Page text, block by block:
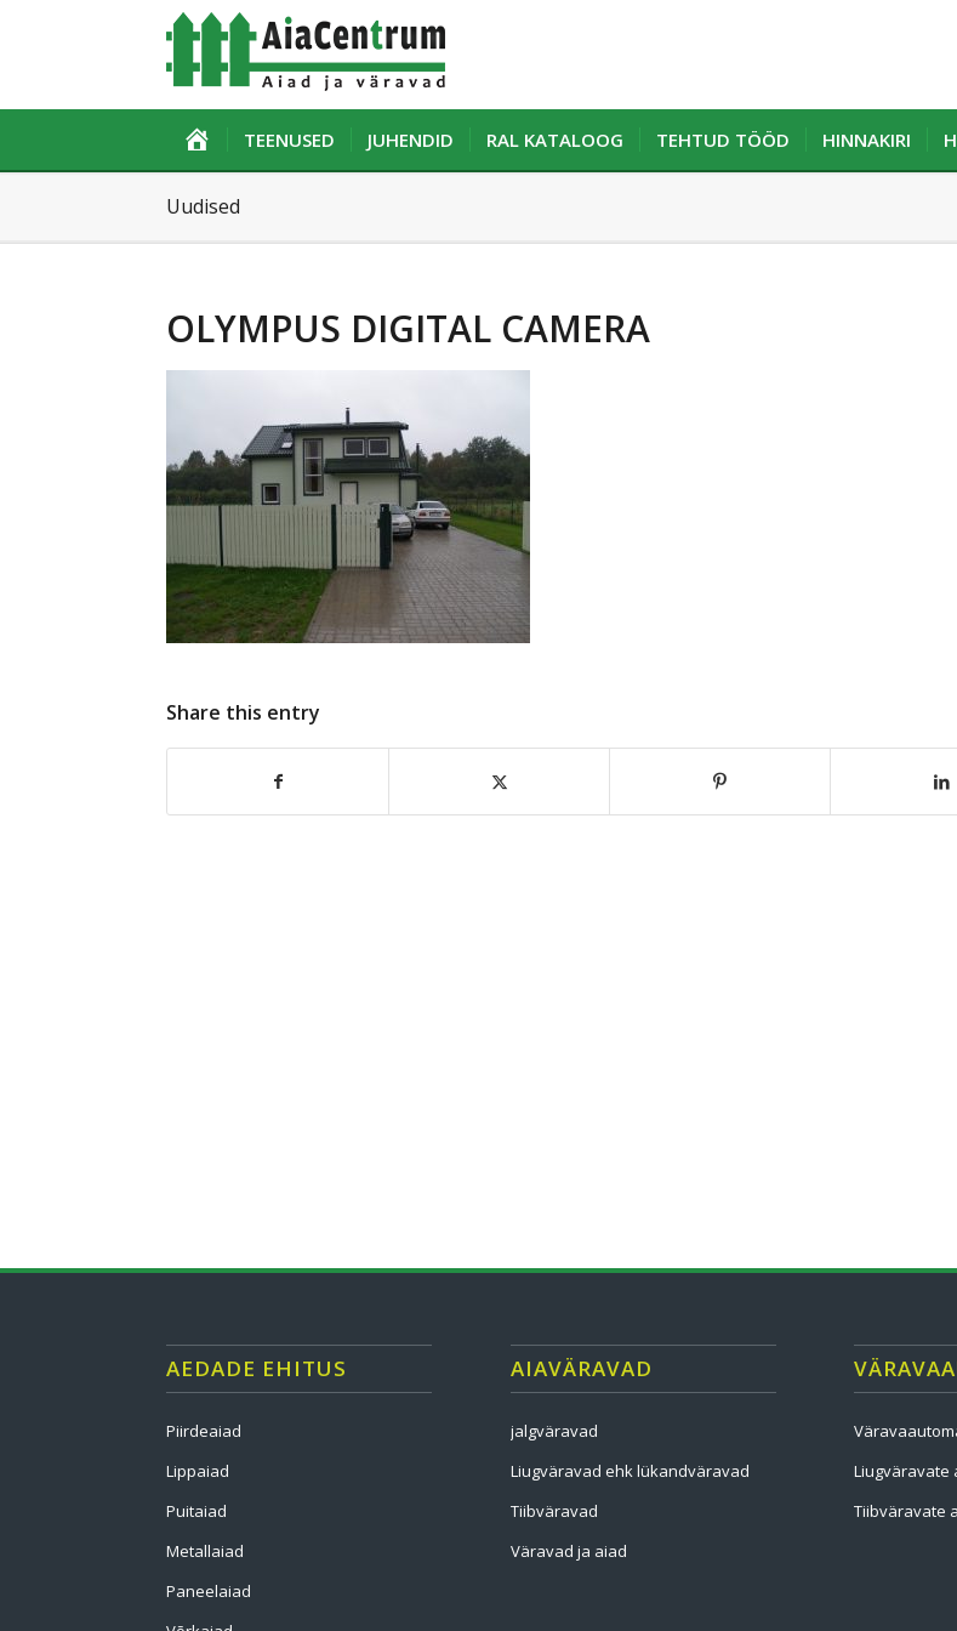
ESILEHT
TEENUSED JUHENDID RAL KATALOOG TEHTUD TÖÖD HINNAKIRI
Uudised
OLYMPUS DIGITAL CAMERA
Share this entry
AEDADE EHITUS
Piirdeaiad
Lippaiad
Puitaiad
Metallaiad
Paneelaiad
AIAVÄRAVAD
jalgväravad
Liugväravad ehk lükandväravad
Tiibväravad
Väravad ja aiad
Liugväravate
Tiibväravate